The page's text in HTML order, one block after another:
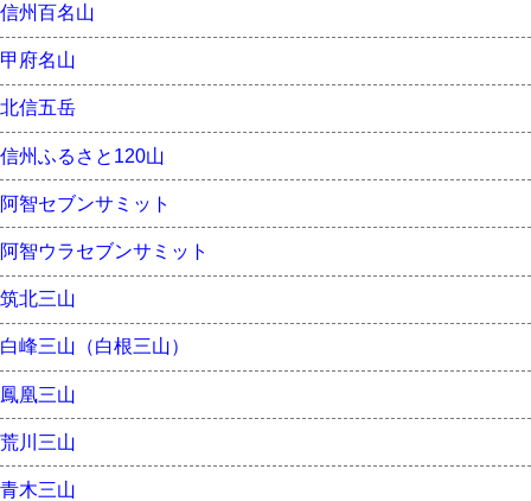
信州百名山
甲府名山
北信五岳
信州ふるさと120山
阿智セブンサミット
阿智ウラセブンサミット
筑北三山
白峰三山（白根三山）
鳳凰三山
荒川三山
青木三山